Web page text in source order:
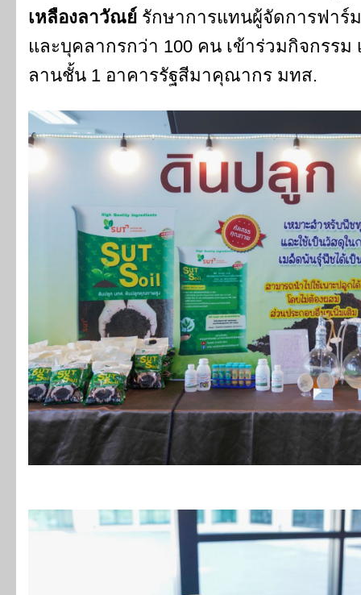
เหลืองลาวัณย์ รักษาการแทนผู้จัดการฟาร์
และบุคลากรกว่า 100 คน เข้าร่วมกิจกรร
ลานชั้น 1 อาคารรัฐสีมาคุณากร มทส.